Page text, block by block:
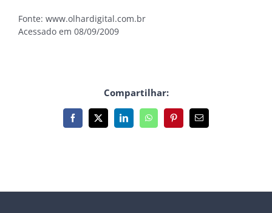
Fonte: www.olhardigital.com.br
Acessado em 08/09/2009
Compartilhar:
Facebook
X LinkedInWhatsAppPinterest
E-
mail